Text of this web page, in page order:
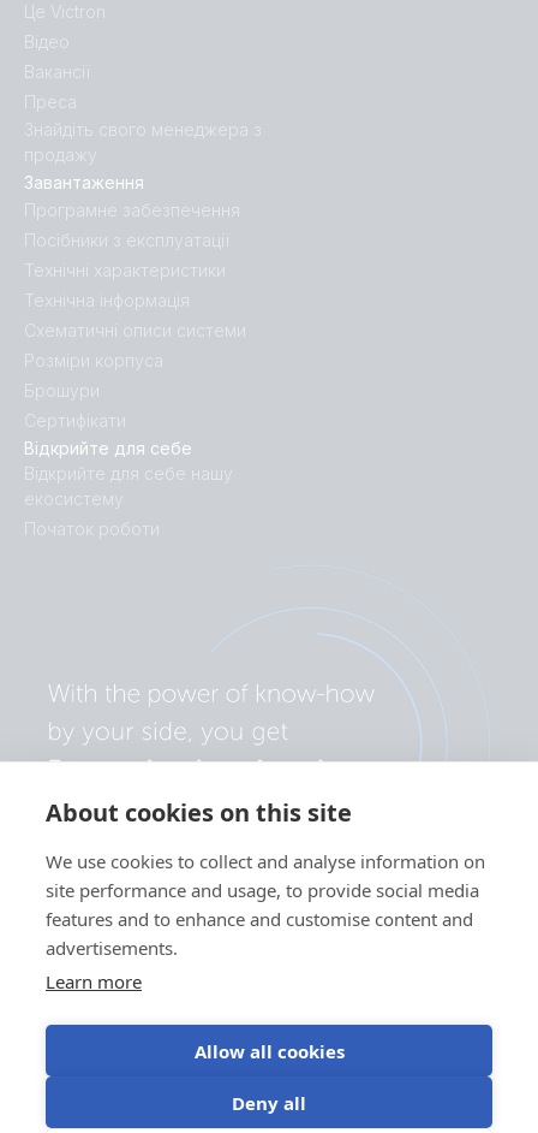
About cookies on this site
We use cookies to collect and analyse information on
site performance and usage, to provide social media
features and to enhance and customise content and
advertisements.
Learn more
Allow all cookies
Deny all
Відкрийте для себе
Відкрийте для себе нашу
екосистему
Початок роботи
Завантаження
Програмне забезпечення
Посібники з експлуатації
Технічні характеристики
Технічна інформація
Схематичні описи системи
Розміри корпуса
Брошури
Сертифікати
Це Victron
Відео
Вакансії
Преса
Знайдіть свого менеджера з
продажу
Політика конфіденційності
Використання файлів cookieУмови використання